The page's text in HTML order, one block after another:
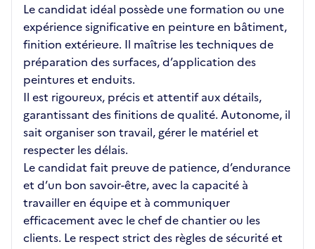
Le candidat idéal possède une formation ou une
expérience significative en peinture en bâtiment,
finition extérieure. Il maîtrise les techniques de
préparation des surfaces, d’application des
peintures et enduits.
Il est rigoureux, précis et attentif aux détails,
garantissant des finitions de qualité. Autonome, il
sait organiser son travail, gérer le matériel et
respecter les délais.
Le candidat fait preuve de patience, d’endurance
et d’un bon savoir-être, avec la capacité à
travailler en équipe et à communiquer
efficacement avec le chef de chantier ou les
clients. Le respect strict des règles de sécurité et